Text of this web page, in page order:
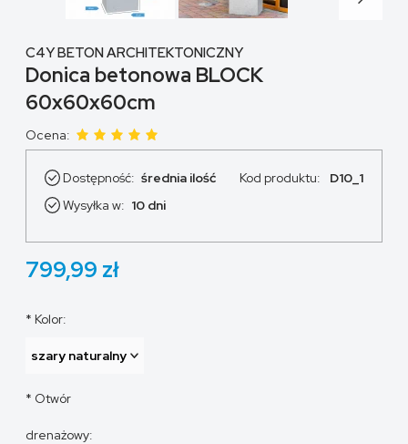
C4Y BETON ARCHITEKTONICZNY
Donica betonowa BLOCK
60x60x60cm
Ocena:
Dostępność: średnia ilość
Wysyłka w: 10 dni
Kod produktu: D10_1
799,99 zł
* Kolor:
* Otwór
drenażowy: